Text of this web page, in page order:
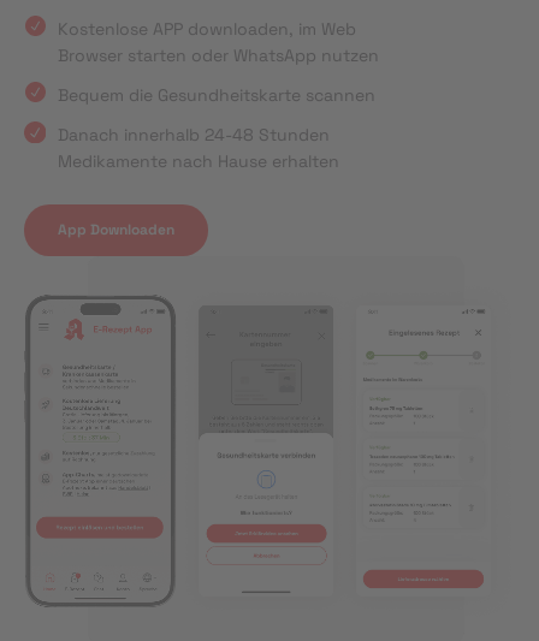
Kostenlose APP downloaden, im Web
Browser starten oder WhatsApp nutzen
Bequem die Gesundheitskarte scannen
Danach innerhalb 24-48 Stunden
Medikamente nach Hause erhalten
App Downloaden